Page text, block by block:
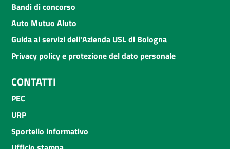
Bandi di concorso
Auto Mutuo Aiuto
Guida ai servizi dell'Azienda USL di Bologna
Privacy policy e protezione del dato personale
CONTATTI
PEC
URP
Sportello informativo